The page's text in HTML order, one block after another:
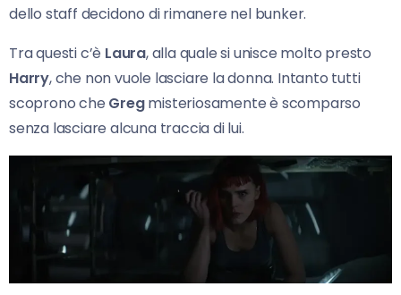
dello staff decidono di rimanere nel bunker.
Tra questi c’è Laura, alla quale si unisce molto presto
Harry, che non vuole lasciare la donna. Intanto tutti
scoprono che Gregmisteriosamente è scomparso
senza lasciare alcuna traccia di lui.